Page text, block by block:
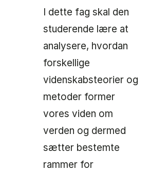
I dette fag skal den
studerende lære at
analysere, hvordan
forskellige
videnskabsteorier og
metoder former
vores viden om
verden og dermed
sætter bestemte
rammer for